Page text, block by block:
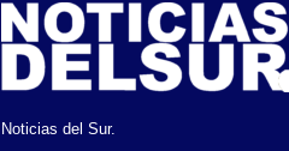
Noticias del Sur.